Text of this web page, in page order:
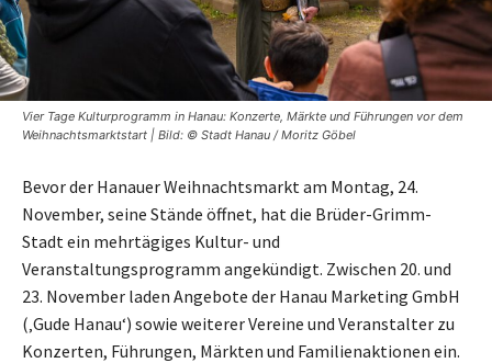
Vier Tage Kulturprogramm in Hanau: Konzerte, Märkte und Führungen vor dem
Weihnachtsmarktstart | Bild: © Stadt Hanau / Moritz Göbel
Bevor der Hanauer Weihnachtsmarkt am Montag, 24.
November, seine Stände öffnet, hat die Brüder-Grimm-
Stadt ein mehrtägiges Kultur- und
Veranstaltungsprogramm angekündigt. Zwischen 20. und
23. November laden Angebote der Hanau Marketing GmbH
(‚Gude Hanau‘) sowie weiterer Vereine und Veranstalter zu
Konzerten, Führungen, Märkten und Familienaktionen ein.